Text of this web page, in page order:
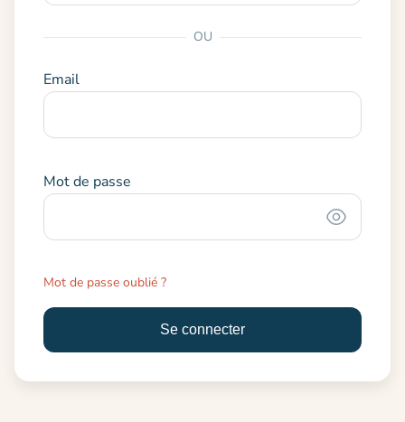
OU
Email
Mot de passe
Mot de passe oublié ?
Se connecter